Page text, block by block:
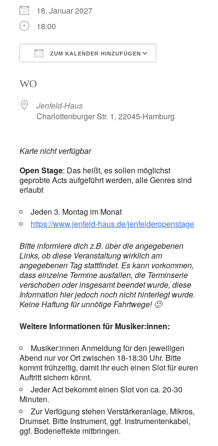
18. Januar 2027
18:00
ZUM KALENDER HINZUFÜGEN
WO
Jenfeld-Haus
Charlottenburger Str. 1, 22045-Hamburg
Karte nicht verfügbar
Open Stage: Das heißt, es sollen möglichst
geprobte Acts aufgeführt werden, alle Genres sind
erlaubt
Jeden 3. Montag im Monat
https://www.jenfeld-haus.de/jenfelderopenstage
Bitte informiere dich z.B. über die angegebenen
Links, ob diese Veranstaltung wirklich am
angegebenen Tag stattfindet. Es kann vorkommen,
dass einzelne Termine ausfallen, die Terminserie
verschoben oder insgesamt beendet wurde, diese
Information hier jedoch noch nicht hinterlegt wurde.
Keine Haftung für unnötige Fahrtwege! 🙂
Weitere Informationen für Musiker:innen:
Musiker:innen Anmeldung für den jeweiligen
Abend nur vor Ort zwischen 18-18:30 Uhr. Bitte
kommt frühzeitig, damit ihr euch einen Slot für euren
Auftritt sichern könnt.
Jeder Act bekommt einen Slot von ca. 20-30
Minuten.
Zur Verfügung stehen Verstärkeranlage, Mikros,
Drumset. Bitte Instrument, ggf. Instrumentenkabel,
ggf. Bodeneffekte mitbringen.